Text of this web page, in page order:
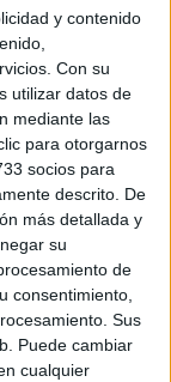
y contenido
Con su
utilizar datos de
mediante las
para otorgarnos
socios para
descrito. De
más detallada y
su
de
consentimiento,
Sus
Puede cambiar
cualquier
de muestras se
que
de
personal para
hasta
al botiquín a la
cerrado por el